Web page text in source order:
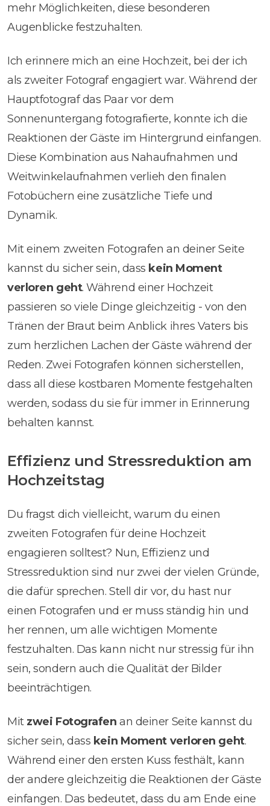
mehr Möglichkeiten, diese besonderen
Augenblicke festzuhalten.
Ich erinnere mich an eine Hochzeit, bei der ich
als zweiter Fotograf engagiert war. Während der
Hauptfotograf das Paar vor dem
Sonnenuntergang fotografierte, konnte ich die
Reaktionen der Gäste im Hintergrund einfangen.
Diese Kombination aus Nahaufnahmen und
Weitwinkelaufnahmen verlieh den finalen
Fotobüchern eine zusätzliche Tiefe und
Dynamik.
Mit einem zweiten Fotografen an deiner Seite
kannst du sicher sein, dass kein Moment
verloren geht. Während einer Hochzeit
passieren so viele Dinge gleichzeitig - von den
Tränen der Braut beim Anblick ihres Vaters bis
zum herzlichen Lachen der Gäste während der
Reden. Zwei Fotografen können sicherstellen,
dass all diese kostbaren Momente festgehalten
werden, sodass du sie für immer in Erinnerung
behalten kannst.
Effizienz und Stressreduktion am
Hochzeitstag
Du fragst dich vielleicht, warum du einen
zweiten Fotografen für deine Hochzeit
engagieren solltest? Nun, Effizienz und
Stressreduktion sind nur zwei der vielen Gründe,
die dafür sprechen. Stell dir vor, du hast nur
einen Fotografen und er muss ständig hin und
her rennen, um alle wichtigen Momente
festzuhalten. Das kann nicht nur stressig für ihn
sein, sondern auch die Qualität der Bilder
beeinträchtigen.
Mit zwei Fotografen an deiner Seite kannst du
sicher sein, dass kein Moment verloren geht.
Während einer den ersten Kuss festhält, kann
der andere gleichzeitig die Reaktionen der Gäste
einfangen. Das bedeutet, dass du am Ende eine